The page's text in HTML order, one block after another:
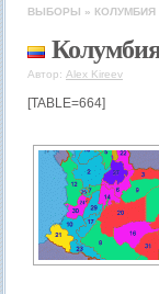
ВЫБОРЫ » КОЛУМБИЯ
Автор: Alex Kireev
[TABLE=664]